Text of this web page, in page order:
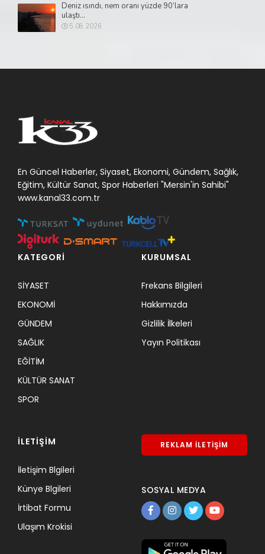
Deniz ısındı, nem oranı yüzde 90’lara
ulaştı...
5.08.2026
En Güncel Haberler, Siyaset, Ekonomi, Gündem, Sağlık,
Eğitim, Kültür Sanat, Spor Haberleri "Mersin'in Sahibi"
www.kanal33.com.tr
KATEGORİ
SİYASET
EKONOMİ
GÜNDEM
SAĞLIK
EĞİTİM
KÜLTÜR SANAT
SPOR
KURUMSAL
Frekans Bilgileri
Hakkımızda
Gizlilik İlkeleri
Yayın Politikası
İLETİŞİM
İletişim Blgileri
Künye Blgileri
İrtibat Formu
Ulaşım Krokisi
REKLAM İLETİŞİM
SOSYAL MEDYA